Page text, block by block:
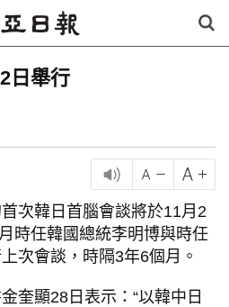
日舉行
次韓日首腦會談將於11月2
時任韓國總統李明博與時任
次會談，時隔3年6個月。
奎顯28日表示：“以韓中日